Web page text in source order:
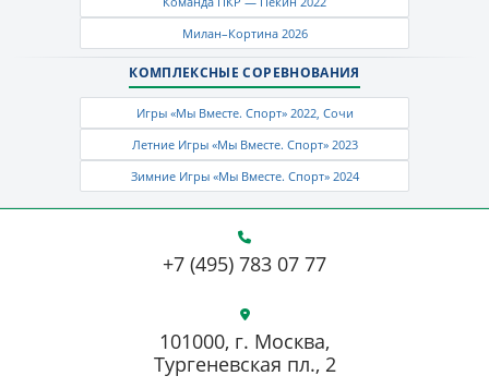
Милан–Кортина 2026
КОМПЛЕКСНЫЕ СОРЕВНОВАНИЯ
Игры «Мы Вместе. Спорт» 2022, Сочи
Летние Игры «Мы Вместе. Спорт» 2023
Зимние Игры «Мы Вместе. Спорт» 2024
+7 (495) 783 07 77
101000, г. Москва,
Тургеневская пл., 2